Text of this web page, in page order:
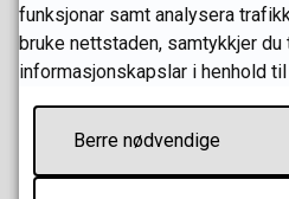
Skriv utDel på Facebook
Del på Twitter
Del på
funksjonar samt analysera
bruke nettstaden, samtykkjer du
informasjonskapslar i henhold
Berre nødvendige